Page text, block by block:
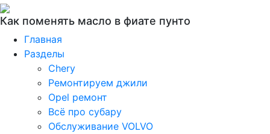
Как поменять масло в фиате пунто
Главная
Разделы
Chery
Ремонтируем джили
Opel ремонт
Всё про субару
Обслуживание VOLVO